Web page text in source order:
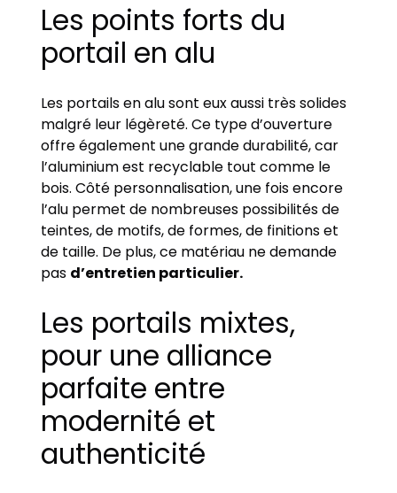
Les points forts du
portail en alu
Les portails en alu sont eux aussi très solides
malgré leur légèreté. Ce type d’ouverture
offre également une grande durabilité, car
l’aluminium est recyclable tout comme le
bois. Côté personnalisation, une fois encore
l’alu permet de nombreuses possibilités de
teintes, de motifs, de formes, de finitions et
de taille. De plus, ce matériau ne demande
pas d’entretien particulier.
Les portails mixtes,
pour une alliance
parfaite entre
modernité et
authenticité